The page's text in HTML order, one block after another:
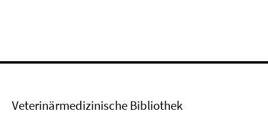
Veterinärmedizinische Bibliothek